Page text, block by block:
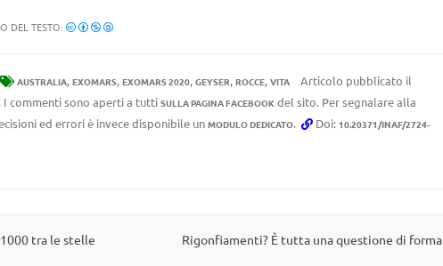
DEL TESTO:
AUSTRALIA, EXOMARS, EXOMARS 2020, GEYSER, ROCCE, VITA
Articolo pubblicato il
I commenti sono aperti a tutti SULLA PAGINA FACEBOOKdel sito. Per segnalare alla
ed errori è invece disponibile un MODULO DEDICATO. Doi: 10.20371/INAF/2724-
tra le stelle Rigonfiamenti? È tutta una questione di forma